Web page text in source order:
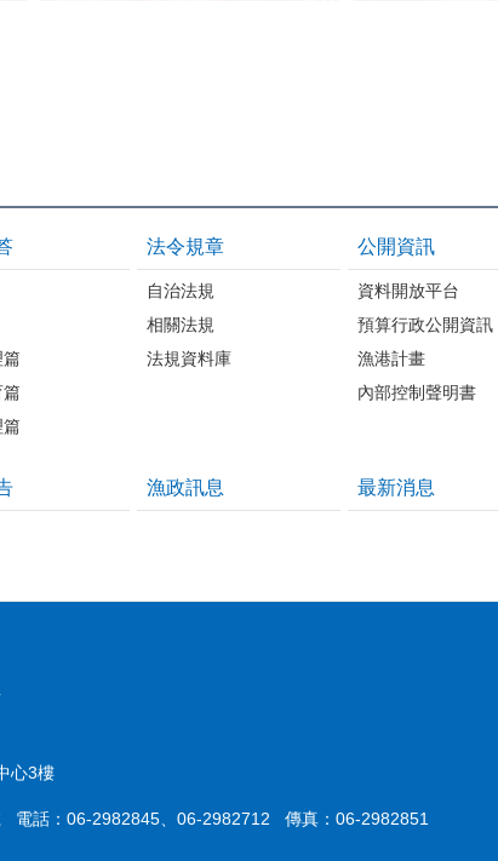
法令規章
自治法規
相關法規
法規資料庫
公開資訊
資料開放平台
預算行政公開資訊
漁港計畫
內部控制聲明書
漁政訊息 最新消息
心3樓
電話：06-2982845、06-2982712 傳真：06-2982851